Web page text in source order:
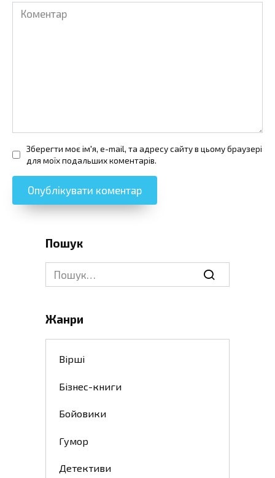
Коментар
Зберегти моє ім'я, e-mail, та адресу сайту в цьому браузері
для моїх подальших коментарів.
Пошук
Search
for:
Жанри
Вірші
Бізнес-книги
Бойовики
Гумор
Детективи